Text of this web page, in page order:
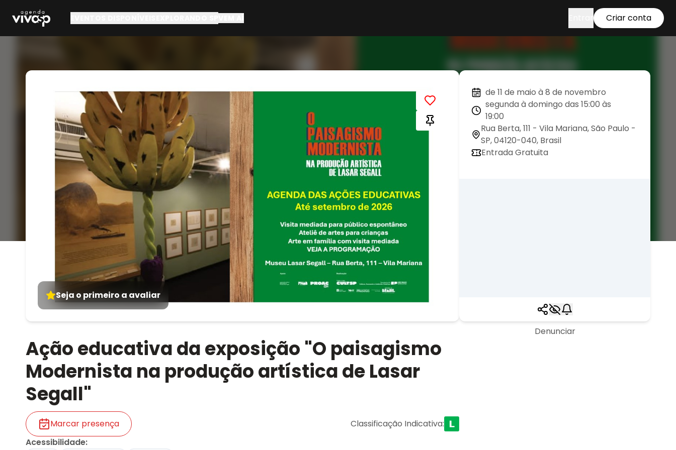
Criar conta
Seja o primeiro a avaliar
Ação educativa da exposição "O paisagismo
Modernista na produção artística de Lasar
Segall"
Marcar presença Classificação Indicativa:
Acessibilidade:
de 11 de maio à 8 de novembro
segunda à domingo das 15:00 às
19:00
Rua Berta, 111 - Vila Mariana, São Paulo -
SP, 04120-040, Brasil
Entrada Gratuita
Denunciar